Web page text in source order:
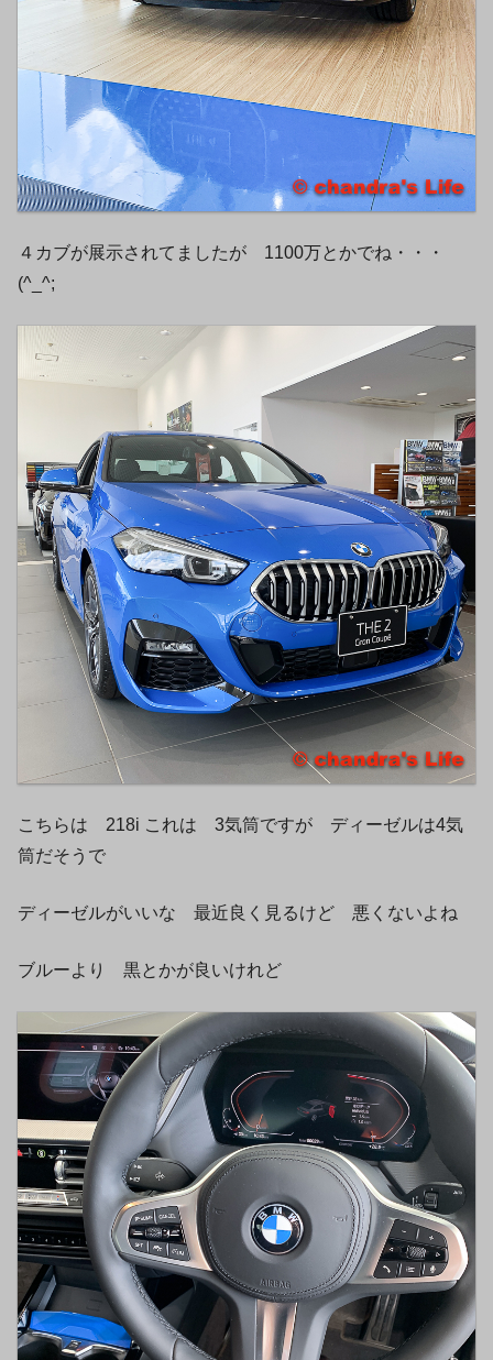
４カブが展示されてましたが 1100万とかでね・・・
(^_^;
こちらは 218i これは 3気筒ですが ディーゼルは4気
筒だそうで
ディーゼルがいいな 最近良く見るけど 悪くないよね
ブルーより 黒とかが良いけれど